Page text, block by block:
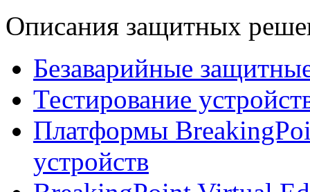
Описания защитных
Безаварийные
Тестирование
Платформы
устройств